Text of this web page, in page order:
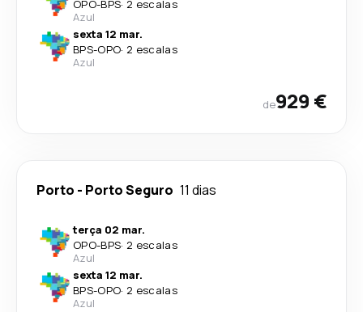
OPO-BPS· 2 escalas
Azul
sexta 12 mar.
BPS-OPO· 2 escalas
Azul
de929 €
Porto - Porto Seguro 11 dias
terça 02 mar.
OPO-BPS· 2 escalas
Azul
sexta 12 mar.
BPS-OPO· 2 escalas
Azul